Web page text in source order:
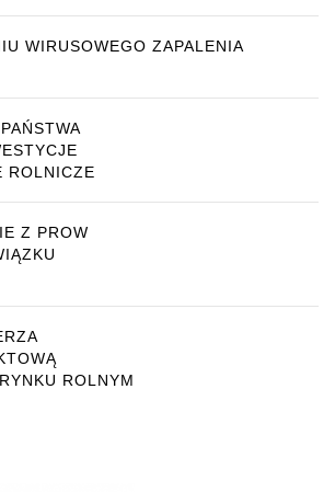
WIRUSOWEGO ZAPALENIA
ROLNICZE
Z PROW
ROLNYM